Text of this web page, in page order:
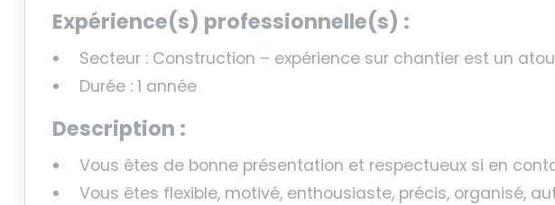
Expérience(s) professionnelle(s) :
Secteur : Construction – expérience sur chantier est un
Durée : 1 année
Description :
Vous êtes de bonne présentation et respectueux si en
Vous êtes flexible, motivé, enthousiaste, précis, organisé,